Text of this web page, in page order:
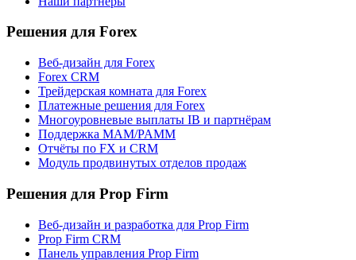
Решения для Forex
Веб-дизайн для Forex
Forex CRM
Трейдерская комната для Forex
Платежные решения для Forex
Многоуровневые выплаты IB и партнёрам
Поддержка MAM/PAMM
Отчёты по FX и CRM
Модуль продвинутых отделов продаж
Решения для Prop Firm
Веб-дизайн и разработка для Prop Firm
Prop Firm CRM
Панель управления Prop Firm